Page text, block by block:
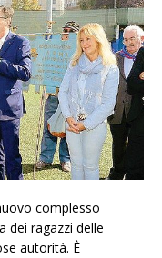
complesso
dei ragazzi delle
autorità. È